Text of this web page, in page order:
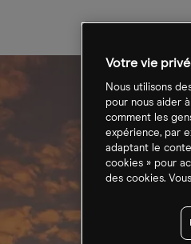
Votre vie
Nous utilisons
pour nous aider
comment les
expérience, par
adaptant le
cookies » pour
des cookies.